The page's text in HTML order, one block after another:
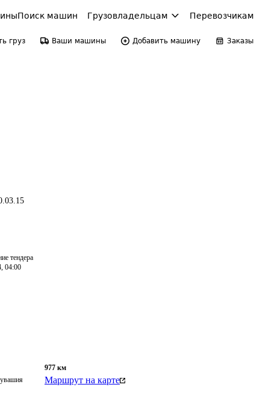
Поиск машин Грузовладельцам Перевозчикам
груз Ваши машины Добавить машину Заказы
тендера
04:00
977 км
Маршрут на карте